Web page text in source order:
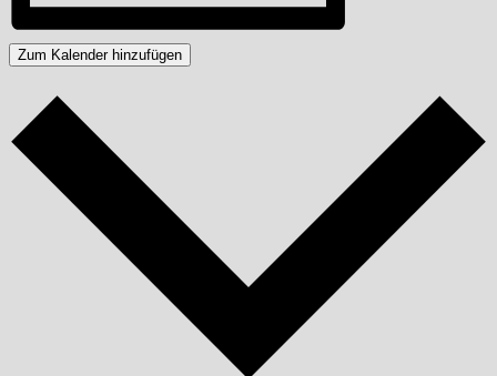
Zum Kalender hinzufügen